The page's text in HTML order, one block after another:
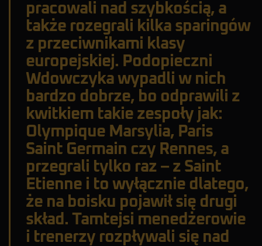
pracowali nad szybkością, a
także rozegrali kilka sparingów
z przeciwnikami klasy
europejskiej. Podopieczni
Wdowczyka wypadli w nich
bardzo dobrze, bo odprawili z
kwitkiem takie zespoły jak:
Olympique Marsylia, Paris
Saint Germain czy Rennes, a
przegrali tylko raz – z Saint
Etienne i to wyłącznie dlatego,
że na boisku pojawił się drugi
skład. Tamtejsi menedżerowie
i trenerzy rozpływali się nad